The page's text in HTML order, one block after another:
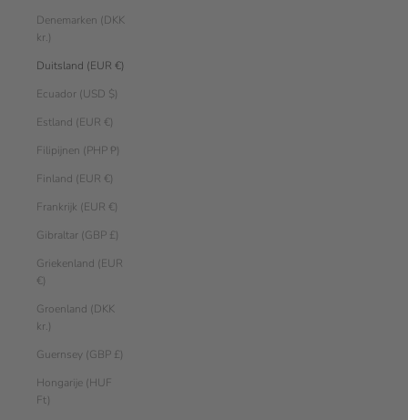
Denemarken (DKK
kr.)
Duitsland (EUR €)
Ecuador (USD $)
Estland (EUR €)
Filipijnen (PHP ₱)
Finland (EUR €)
Frankrijk (EUR €)
Gibraltar (GBP £)
Griekenland (EUR
€)
Groenland (DKK
kr.)
Guernsey (GBP £)
Hongarije (HUF
Ft)